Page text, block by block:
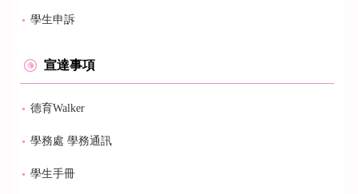
學生申訴
宣達事項
德育Walker
學務處 學務通訊
學生手冊